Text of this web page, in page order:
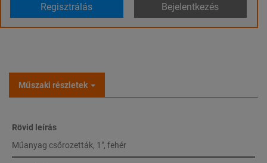
Regisztrálás Bejelentkezés
Műszaki részletek
Rövid leírás
Műanyag csőrozetták, 1", fehér